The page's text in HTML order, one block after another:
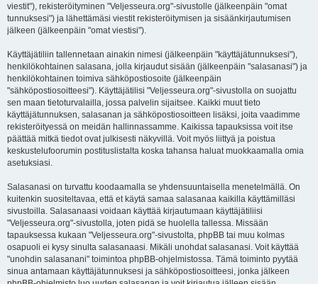
viestit"), rekisteröityminen "Veljesseura.org"-sivustolle (jälkeenpäin "omat
tunnuksesi") ja lähettämäsi viestit rekisteröitymisen ja sisäänkirjautumisen
jälkeen (jälkeenpäin "omat viestisi").
Käyttäjätiliin tallennetaan ainakin nimesi (jälkeenpäin "käyttäjätunnuksesi"),
henkilökohtainen salasana, jolla kirjaudut sisään (jälkeenpäin "salasanasi") ja
henkilökohtainen toimiva sähköpostiosoite (jälkeenpäin
"sähköpostiosoitteesi"). Käyttäjätilisi "Veljesseura.org"-sivustolla on suojattu
sen maan tietoturvalailla, jossa palvelin sijaitsee. Kaikki muut tieto
käyttäjätunnuksen, salasanan ja sähköpostiosoitteen lisäksi, joita vaadimme
rekisteröityessä on meidän hallinnassamme. Kaikissa tapauksissa voit itse
päättää mitkä tiedot ovat julkisesti näkyvillä. Voit myös liittyä ja poistua
keskustelufoorumin postituslistalta koska tahansa haluat muokkaamalla omia
asetuksiasi.
Salasanasi on turvattu koodaamalla se yhdensuuntaisella menetelmällä. On
kuitenkin suositeltavaa, että et käytä samaa salasanaa kaikilla käyttämilläsi
sivustoilla. Salasanaasi voidaan käyttää kirjautumaan käyttäjätiliisi
"Veljesseura.org"-sivustolla, joten pidä se huolella tallessa. Missään
tapauksessa kukaan "Veljesseura.org"-sivustolta, phpBB tai muu kolmas
osapuoli ei kysy sinulta salasanaasi. Mikäli unohdat salasanasi. Voit käyttää
"unohdin salasanani" toimintoa phpBB-ohjelmistossa. Tämä toiminto pyytää
sinua antamaan käyttäjätunnuksesi ja sähköpostiosoitteesi, jonka jälkeen